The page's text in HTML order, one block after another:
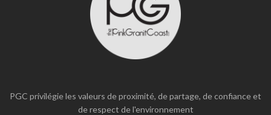
PGC privilégie les valeurs de proximité, de partage, de confiance et
de respect de l'environnement